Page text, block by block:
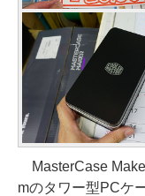
MasterCase
mのタワー型PCケ